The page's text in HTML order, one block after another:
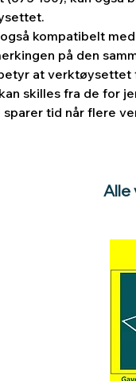
kompatibelt
på den
at verktøysettet
skilles fra de for
sparer tid når flere
Alle